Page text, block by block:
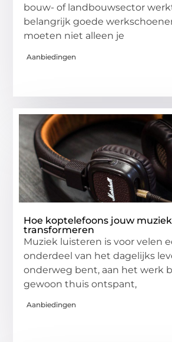
bouw- of landbouwsector
belangrijk goede
moeten niet alleen je
Aanbiedingen
Hoe koptelefoons jouw
transformeren
Muziek luisteren is voor velen
onderdeel van het dagelijks
onderweg bent, aan het werk
gewoon thuis ontspant,
Aanbiedingen